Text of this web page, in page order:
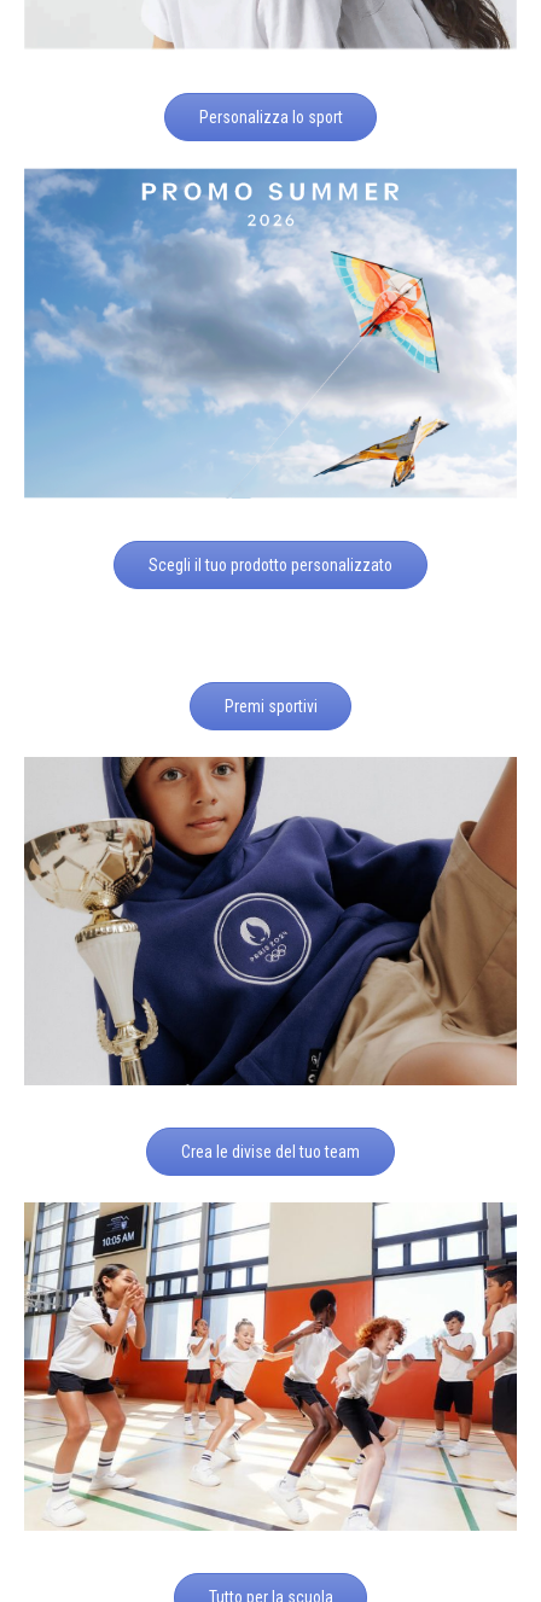
Personalizza lo sport
Scegli il tuo prodotto personalizzato
Premi sportivi
Crea le divise del tuo team
Tutto per la scuola